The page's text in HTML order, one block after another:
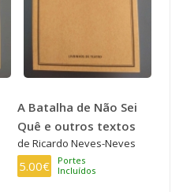
A Batalha de Não Sei
Quê e outros textos
de Ricardo Neves-Neves
5.00€
Portes
Incluídos